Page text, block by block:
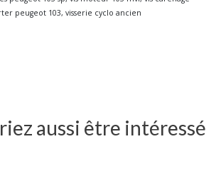
peugeot 103, visserie cyclo ancien
aussi être intéressé